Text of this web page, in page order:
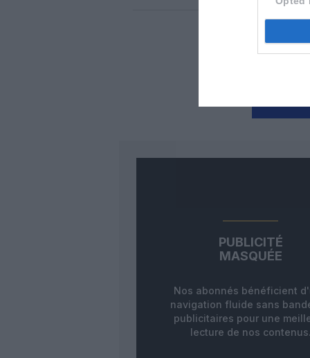
PUBLICITÉ
MASQUÉE
Nos abonnés bénéficient
navigation fluide sans
publicitaires pour une
lecture de nos contenus.